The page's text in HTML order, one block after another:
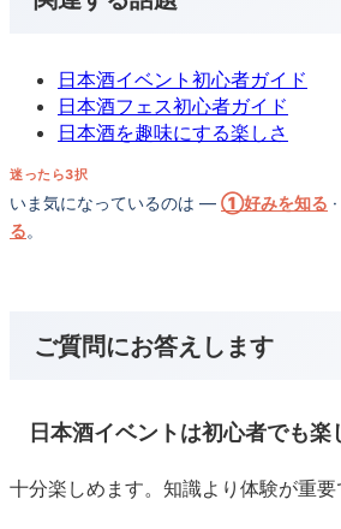
日本酒イベント初心者ガイド
日本酒フェス初心者ガイド
日本酒を趣味にする楽しさ
迷ったら3択
いま気になっているのは — ①好みを知る ·
る。
ご質問にお答えします
日本酒イベントは初心者でも楽
十分楽しめます。知識より体験が重要